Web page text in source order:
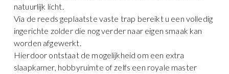
natuurlijk licht.
Via de reeds geplaatste vaste trap bereikt u een volledig
ingerichte zolder die nog verder naar eigen smaak kan
worden afgewerkt.
Hierdoor ontstaat de mogelijkheid om een extra
slaapkamer, hobbyruimte of zelfs een royale master